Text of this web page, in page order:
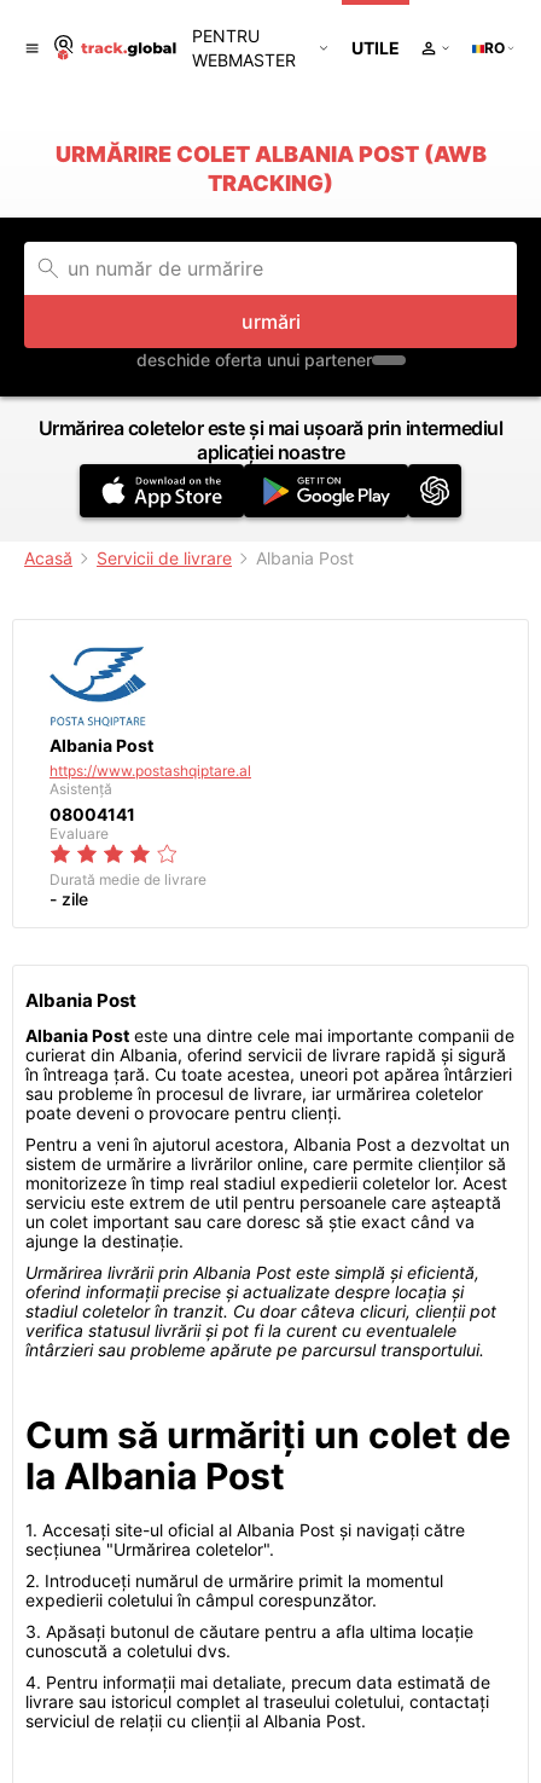
PENTRU
WEBMASTER
UTILE RO
URMĂRIRE COLET ALBANIA POST (AWB
TRACKING)
urmări
deschide oferta unui partener
Urmărirea coletelor este și mai ușoară prin intermediul
aplicației noastre
Acasă Servicii de livrare Albania Post
Albania Post
https://www.postashqiptare.al
Asistență
08004141
Evaluare
Durată medie de livrare
- zile
Albania Post
Albania Post este una dintre cele mai importante companii de
curierat din Albania, oferind servicii de livrare rapidă și sigură
în întreaga țară. Cu toate acestea, uneori pot apărea întârzieri
sau probleme în procesul de livrare, iar urmărirea coletelor
poate deveni o provocare pentru clienți.
Pentru a veni în ajutorul acestora, Albania Post a dezvoltat un
sistem de urmărire a livrărilor online, care permite clienților să
monitorizeze în timp real stadiul expedierii coletelor lor. Acest
serviciu este extrem de util pentru persoanele care așteaptă
un colet important sau care doresc să știe exact când va
ajunge la destinație.
Urmărirea livrării prin Albania Post este simplă și eficientă,
oferind informații precise și actualizate despre locația și
stadiul coletelor în tranzit. Cu doar câteva clicuri, clienții pot
verifica statusul livrării și pot fi la curent cu eventualele
întârzieri sau probleme apărute pe parcursul transportului.
Cum să urmăriți un colet de
la Albania Post
1. Accesați site-ul oficial al Albania Post și navigați către
secțiunea "Urmărirea coletelor".
2. Introduceți numărul de urmărire primit la momentul
expedierii coletului în câmpul corespunzător.
3. Apăsați butonul de căutare pentru a afla ultima locație
cunoscută a coletului dvs.
4. Pentru informații mai detaliate, precum data estimată de
livrare sau istoricul complet al traseului coletului, contactați
serviciul de relații cu clienții al Albania Post.